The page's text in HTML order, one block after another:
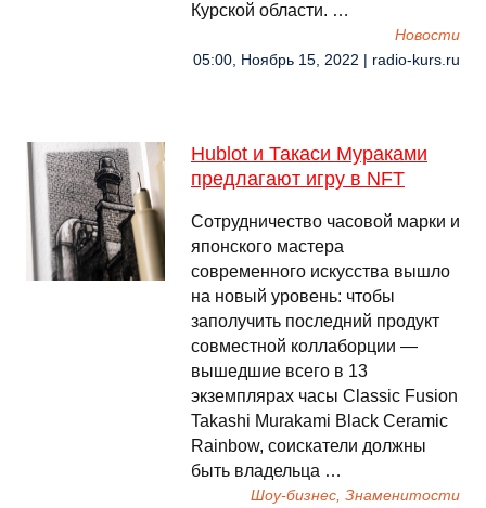
Курской области. …
Новости
05:00, Ноябрь 15, 2022 | radio-kurs.ru
Hublot и Такаси Мураками
предлагают игру в NFT
Сотрудничество часовой марки и
японского мастера
современного искусства вышло
на новый уровень: чтобы
заполучить последний продукт
совместной коллаборции —
вышедшие всего в 13
экземплярах часы Classic Fusion
Takashi Murakami Black Ceramic
Rainbow, соискатели должны
быть владельца …
Шоу-бизнес, Знаменитости